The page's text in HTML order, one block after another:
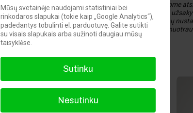
Pastaba: prašome
paklaidą. Prieš
skirtingų ekranų
pavaizduotos
Mūsų svetainėje naudojami statistiniai bei
rinkodaros slapukai (tokie kaip „Google Analytics“),
padedantys tobulinti el. parduotuvę. Galite sutikti
su visais slapukais arba sužinoti daugiau mūsų
taisyklėse.
Sutinku
Nesutinku